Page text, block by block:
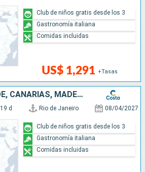
US$ 1,291 +Tasas
Club de niños gratis desde los 3
Gastronomía italiana
Comidas incluidas
BRASIL, CABO VERDE, CANARIAS, MADEIRA, ESPAÑA, FRANCIA
19 d Rio de Janeiro 08/04/2027
Club de niños gratis desde los 3
Gastronomía italiana
Comidas incluidas